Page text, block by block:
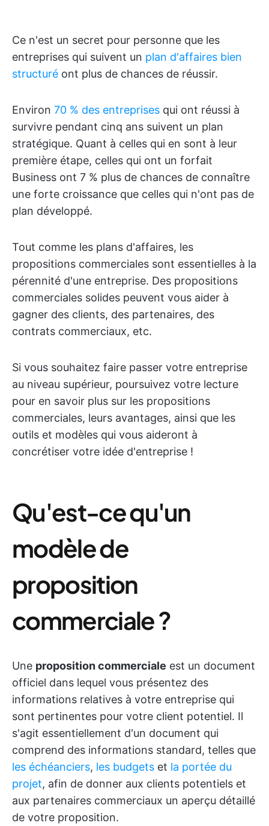
Ce n'est un secret pour personne que les
entreprises qui suivent un plan d'affaires bien
structuré ont plus de chances de réussir.
Environ 70 % des entreprises qui ont réussi à
survivre pendant cinq ans suivent un plan
stratégique. Quant à celles qui en sont à leur
première étape, celles qui ont un forfait
Business ont 7 % plus de chances de connaître
une forte croissance que celles qui n'ont pas de
plan développé.
Tout comme les plans d'affaires, les
propositions commerciales sont essentielles à la
pérennité d'une entreprise. Des propositions
commerciales solides peuvent vous aider à
gagner des clients, des partenaires, des
contrats commerciaux, etc.
Si vous souhaitez faire passer votre entreprise
au niveau supérieur, poursuivez votre lecture
pour en savoir plus sur les propositions
commerciales, leurs avantages, ainsi que les
outils et modèles qui vous aideront à
concrétiser votre idée d'entreprise !
Qu'est-ce qu'un
modèle de
proposition
commerciale ?
Une proposition commerciale est un document
officiel dans lequel vous présentez des
informations relatives à votre entreprise qui
sont pertinentes pour votre client potentiel. Il
s'agit essentiellement d'un document qui
comprend des informations standard, telles que
les échéanciers, les budgets et la portée du
projet, afin de donner aux clients potentiels et
aux partenaires commerciaux un aperçu détaillé
de votre proposition.